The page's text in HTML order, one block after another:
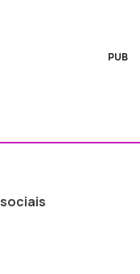
PUB
ao